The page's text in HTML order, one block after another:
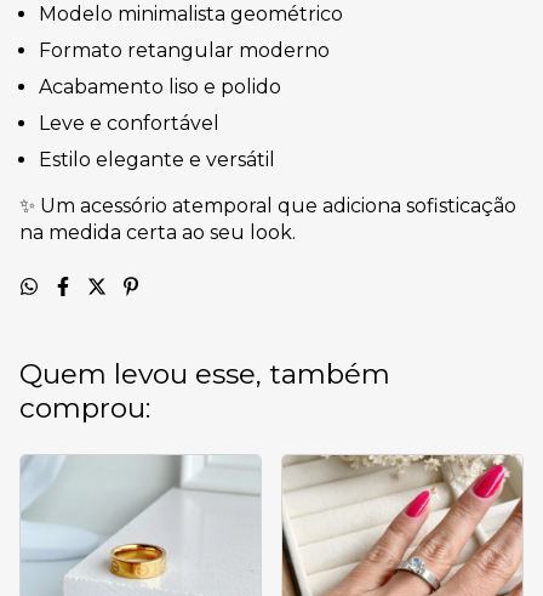
Modelo minimalista geométrico
Formato retangular moderno
Acabamento liso e polido
Leve e confortável
Estilo elegante e versátil
✨ Um acessório atemporal que adiciona sofisticação
na medida certa ao seu look.
Quem levou esse, também
comprou: